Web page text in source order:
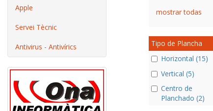
Apple
Servei Tècnic
Antivirus - Antivírics
mostrar todas
Tipo de Plancha
Horizontal (15)
Vertical (5)
Centro de
Planchado (2)